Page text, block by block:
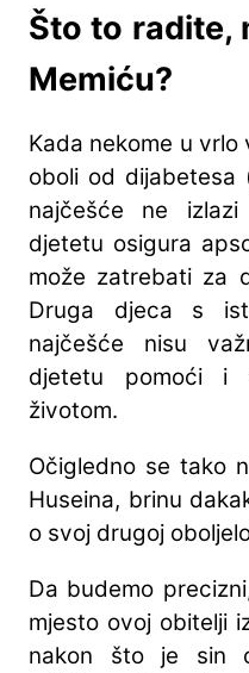
Što to radite,
Memiću?
Kada nekome u
oboli od dijabetesa
najčešće ne
djetetu osigura
može zatrebati za
Druga djeca s
najčešće nisu
djetetu pomoći i
životom.
Očigledno se tako
Huseina, brinu
o svoj drugoj
Da budemo
mjesto ovoj obitelji
nakon što je sin